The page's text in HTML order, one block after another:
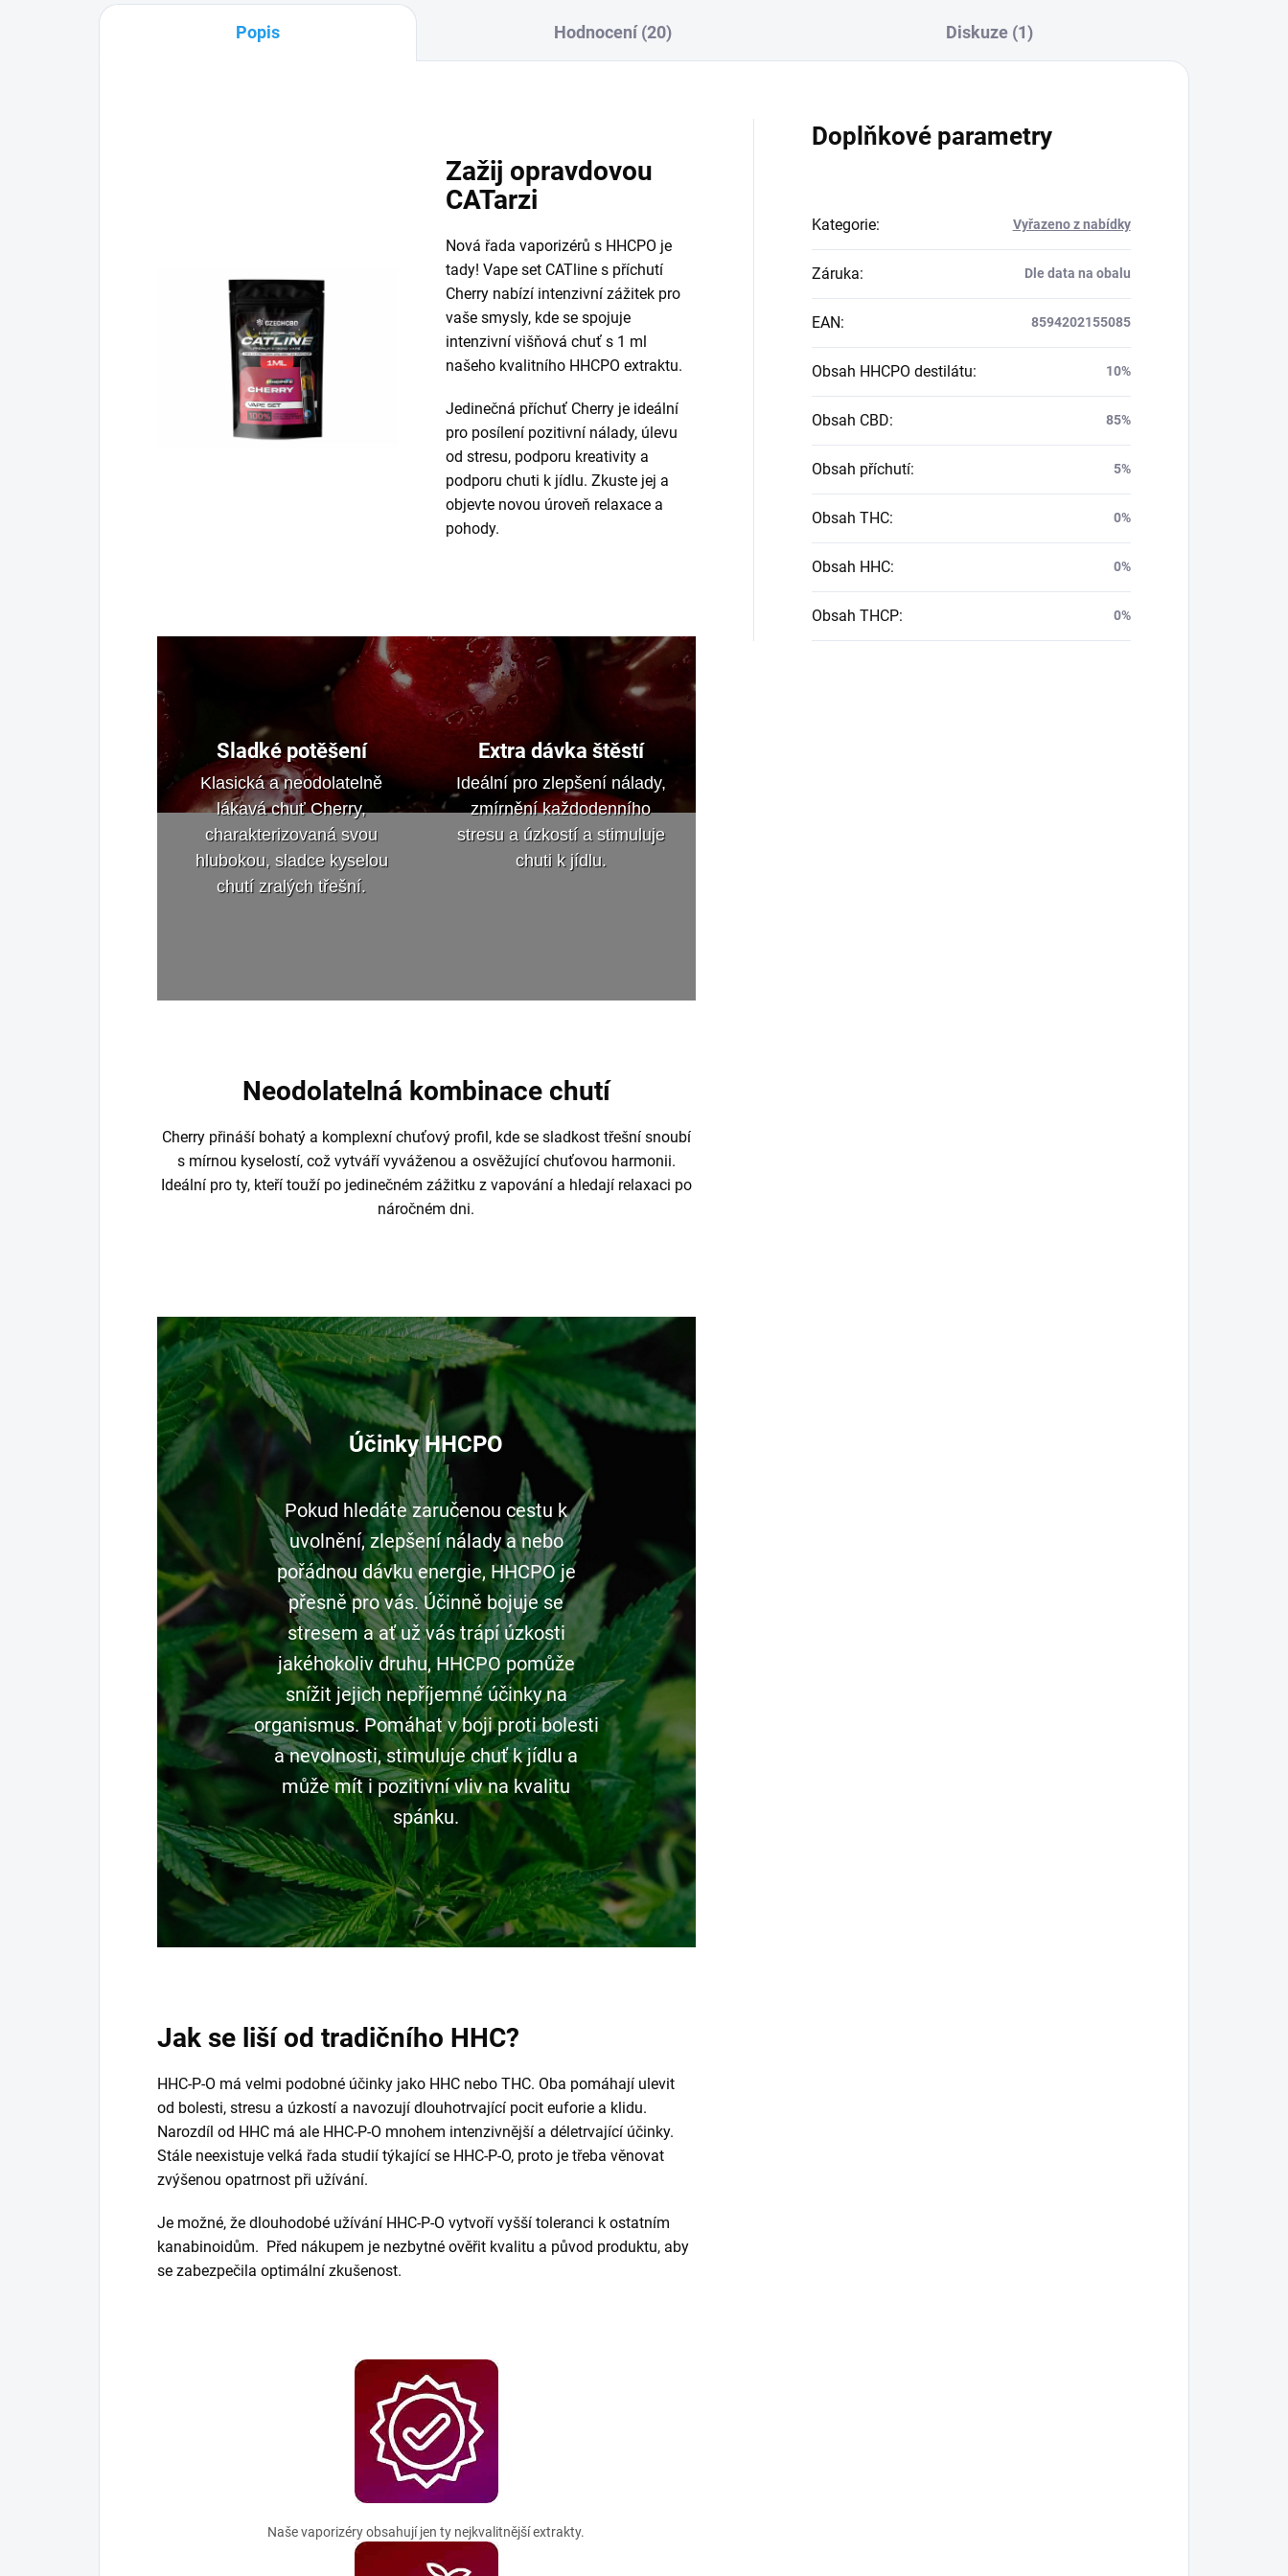
Popis Hodnocení (20) Diskuze (1)
Zažij opravdovou
CATarzi
Nová řada vaporizérů s HHCPO je
tady! Vape set CATline s příchutí
Cherry nabízí intenzivní zážitek pro
vaše smysly, kde se spojuje
intenzivní višňová chuť s 1 ml
našeho kvalitního HHCPO extraktu.
Jedinečná příchuť Cherry je ideální
pro posílení pozitivní nálady, úlevu
od stresu, podporu kreativity a
podporu chuti k jídlu. Zkuste jej a
objevte novou úroveň relaxace a
pohody.
Sladké potěšení
Klasická a neodolatelně
lákavá chuť Cherry,
charakterizovaná svou
hlubokou, sladce kyselou
chutí zralých třešní.
Extra dávka štěstí
Ideální pro zlepšení nálady,
zmírnění každodenního
stresu a úzkostí a stimuluje
chuti k jídlu.
Neodolatelná kombinace chutí
Cherry přináší bohatý a komplexní chuťový profil, kde se sladkost třešní snoubí
s mírnou kyselostí, což vytváří vyváženou a osvěžující chuťovou harmonii.
Ideální pro ty, kteří touží po jedinečném zážitku z vapování a hledají relaxaci po
náročném dni.
Účinky HHCPO
Pokud hledáte zaručenou cestu k
uvolnění, zlepšení nálady a nebo
pořádnou dávku energie, HHCPO je
přesně pro vás. Účinně bojuje se
stresem a ať už vás trápí úzkosti
jakéhokoliv druhu, HHCPO pomůže
snížit jejich nepříjemné účinky na
organismus. Pomáhat v boji proti bolesti
a nevolnosti, stimuluje chuť k jídlu a
může mít i pozitivní vliv na kvalitu
spánku.
Jak se liší od tradičního HHC?
HHC-P-O má velmi podobné účinky jako HHC nebo THC. Oba pomáhají ulevit
od bolesti, stresu a úzkostí a navozují dlouhotrvající pocit euforie a klidu.
Narozdíl od HHC má ale HHC-P-O mnohem intenzivnější a déletrvající účinky.
Stále neexistuje velká řada studií týkající se HHC-P-O, proto je třeba věnovat
zvýšenou opatrnost při užívání.
Je možné, že dlouhodobé užívání HHC-P-O vytvoří vyšší toleranci k ostatním
kanabinoidům. Před nákupem je nezbytné ověřit kvalitu a původ produktu, aby
se zabezpečila optimální zkušenost.
Naše vaporizéry obsahují jen ty nejkvalitnější extrakty.
Doplňkové parametry
Kategorie: Vyřazeno z nabídky
Záruka: Dle data na obalu
EAN: 8594202155085
Obsah HHCPO destilátu: 10%
Obsah CBD: 85%
Obsah příchutí: 5%
Obsah THC: 0%
Obsah HHC: 0%
Obsah THCP: 0%